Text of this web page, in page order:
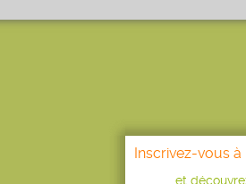
Inscrivez-vous
...et